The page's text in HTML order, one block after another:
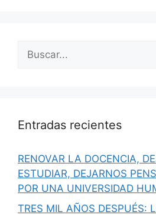
Buscar:
Entradas recientes
RENOVAR LA DOCENCIA,
ESTUDIAR, DEJARNOS
POR UNA UNIVERSIDAD
TRES MIL AÑOS DESPUÉS: